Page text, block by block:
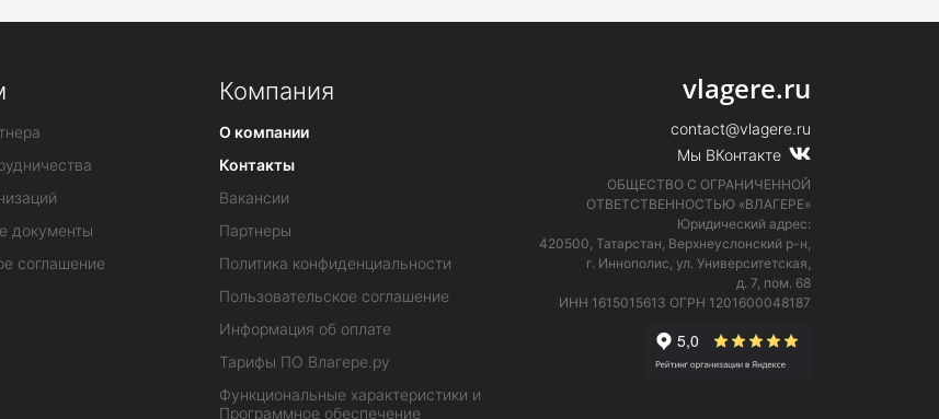
документы
соглашение
Компания
О компании
Контакты
Вакансии
Партнеры
Политика конфиденциальности
Пользовательское соглашение
Информация об оплате
Тарифы ПО Влагере.ру
Функциональные характеристики и
Программное обеспечение
vlagere.ru
contact@vlagere.ru
Мы ВКонтакте
ОБЩЕСТВО С ОГРАНИЧЕННОЙ
ОТВЕТСТВЕННОСТЬЮ «ВЛАГЕРЕ»
Юридический адрес:
420500, Татарстан, Верхнеуслонский р-н,
г. Иннополис, ул. Университетская,
д. 7, пом. 68
ИНН 1615015613 ОГРН 1201600048187